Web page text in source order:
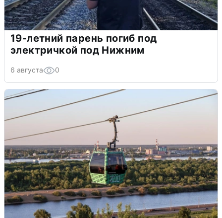
19-летний парень погиб под
электричкой под Нижним
6 августа 0